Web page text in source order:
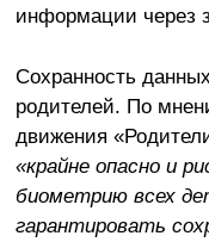
информации через
Сохранность
родителей. По
движения
«крайне опасно и
биометрию всех
гарантировать